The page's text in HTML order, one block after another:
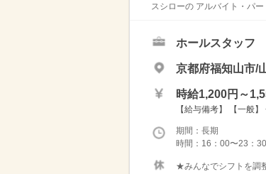
スシローの アルバイト・パ
ホールスタッフ
京都府福知山市/
時給1,200円～
【給与備考】 【一般
期間：長期
時間：16：00〜23：
★みんなでシフトを調